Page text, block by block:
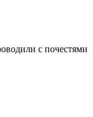
с почестями